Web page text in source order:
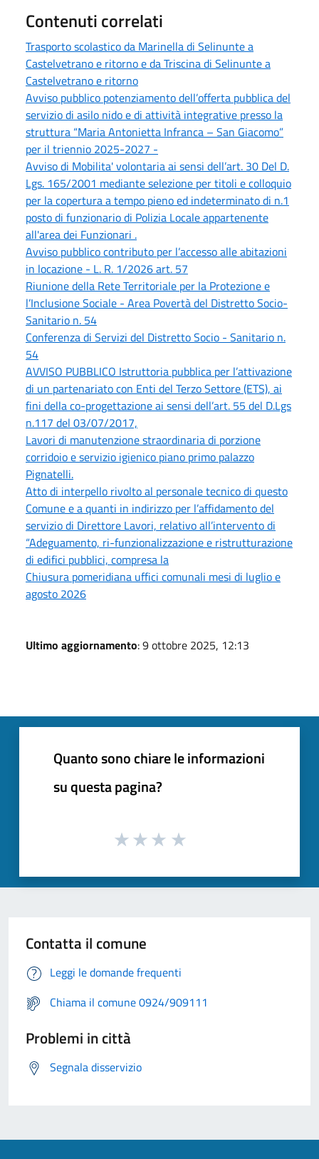
Contenuti correlati
Trasporto scolastico da Marinella di Selinunte a
Castelvetrano e ritorno e da Triscina di Selinunte a
Castelvetrano e ritorno
Avviso pubblico potenziamento dell’offerta pubblica del
servizio di asilo nido e di attività integrative presso la
struttura “Maria Antonietta Infranca – San Giacomo”
per il triennio 2025-2027 -
Avviso di Mobilita' volontaria ai sensi dell’art. 30 Del D.
Lgs. 165/2001 mediante selezione per titoli e colloquio
per la copertura a tempo pieno ed indeterminato di n.1
posto di funzionario di Polizia Locale appartenente
all'area dei Funzionari .
Avviso pubblico contributo per l’accesso alle abitazioni
in locazione - L. R. 1/2026 art. 57
Riunione della Rete Territoriale per la Protezione e
l’Inclusione Sociale - Area Povertà del Distretto Socio-
Sanitario n. 54
Conferenza di Servizi del Distretto Socio - Sanitario n.
54
AVVISO PUBBLICO Istruttoria pubblica per l’attivazione
di un partenariato con Enti del Terzo Settore (ETS), ai
fini della co-progettazione ai sensi dell’art. 55 del D.Lgs
n.117 del 03/07/2017,
Lavori di manutenzione straordinaria di porzione
corridoio e servizio igienico piano primo palazzo
Pignatelli.
Atto di interpello rivolto al personale tecnico di questo
Comune e a quanti in indirizzo per l’affidamento del
servizio di Direttore Lavori, relativo all’intervento di
“Adeguamento, ri-funzionalizzazione e ristrutturazione
di edifici pubblici, compresa la
Chiusura pomeridiana uffici comunali mesi di luglio e
agosto 2026
Ultimo aggiornamento: 9 ottobre 2025, 12:13
Quanto sono chiare le informazioni
su questa pagina?
Contatta il comune
Leggi le domande frequenti
Chiama il comune 0924/909111
Problemi in città
Segnala disservizio